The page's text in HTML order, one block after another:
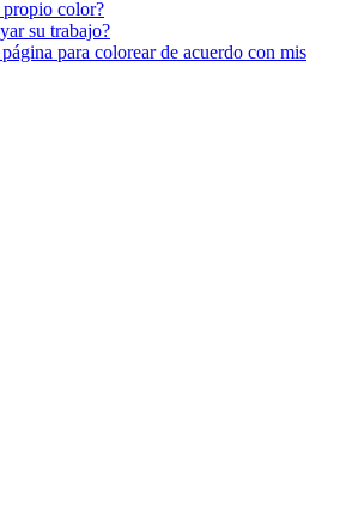
color?
su trabajo?
para colorear de acuerdo con mis